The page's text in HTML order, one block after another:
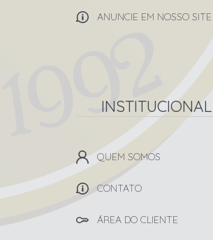
ANUNCIE EM NOSSO SITE
INSTITUCIONAL
QUEM SOMOS
CONTATO
ÁREA DO CLIENTE